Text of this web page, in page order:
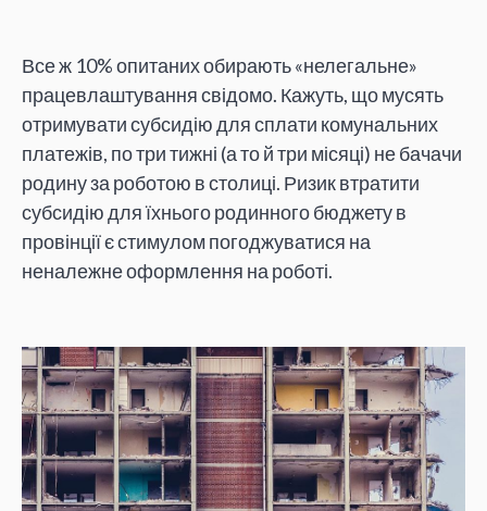
Все ж 10% опитаних обирають «нелегальне»
працевлаштування свідомо. Кажуть, що мусять
отримувати субсидію для сплати комунальних
платежів, по три тижні (а то й три місяці) не бачачи
родину за роботою в столиці. Ризик втратити
субсидію для їхнього родинного бюджету в
провінції є стимулом погоджуватися на
неналежне оформлення на роботі.